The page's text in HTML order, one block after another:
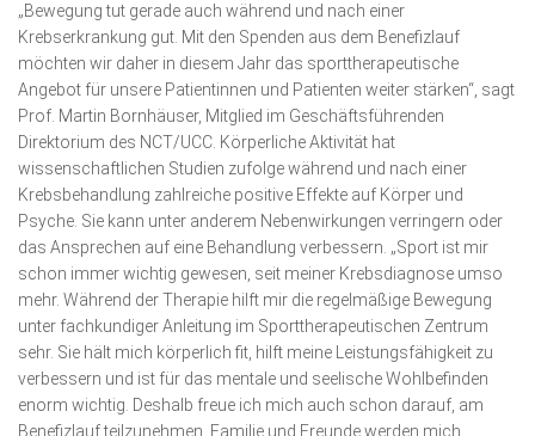
„Bewegung tut gerade auch während und nach einer
Krebserkrankung gut. Mit den Spenden aus dem Benefizlauf
möchten wir daher in diesem Jahr das sporttherapeutische
Angebot für unsere Patientinnen und Patienten weiter stärken“, sagt
Prof. Martin Bornhäuser, Mitglied im Geschäftsführenden
Direktorium des NCT/UCC. Körperliche Aktivität hat
wissenschaftlichen Studien zufolge während und nach einer
Krebsbehandlung zahlreiche positive Effekte auf Körper und
Psyche. Sie kann unter anderem Nebenwirkungen verringern oder
das Ansprechen auf eine Behandlung verbessern. „Sport ist mir
schon immer wichtig gewesen, seit meiner Krebsdiagnose umso
mehr. Während der Therapie hilft mir die regelmäßige Bewegung
unter fachkundiger Anleitung im Sporttherapeutischen Zentrum
sehr. Sie hält mich körperlich fit, hilft meine Leistungsfähigkeit zu
verbessern und ist für das mentale und seelische Wohlbefinden
enorm wichtig. Deshalb freue ich mich auch schon darauf, am
Benefizlauf teilzunehmen. Familie und Freunde werden mich